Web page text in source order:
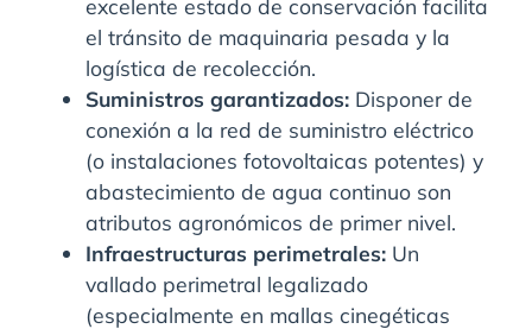
excelente estado de conservación facilita
el tránsito de maquinaria pesada y la
logística de recolección.
Suministros garantizados: Disponer de
conexión a la red de suministro eléctrico
(o instalaciones fotovoltaicas potentes) y
abastecimiento de agua continuo son
atributos agronómicos de primer nivel.
Infraestructuras perimetrales: Un
vallado perimetral legalizado
(especialmente en mallas cinegéticas